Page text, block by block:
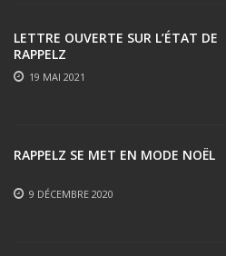
LETTRE OUVERTE SUR L’ÉTAT DE
RAPPELZ
19 MAI 2021
RAPPELZ SE MET EN MODE NOËL
9 DÉCEMBRE 2020